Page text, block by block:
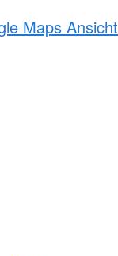
Maps Ansicht